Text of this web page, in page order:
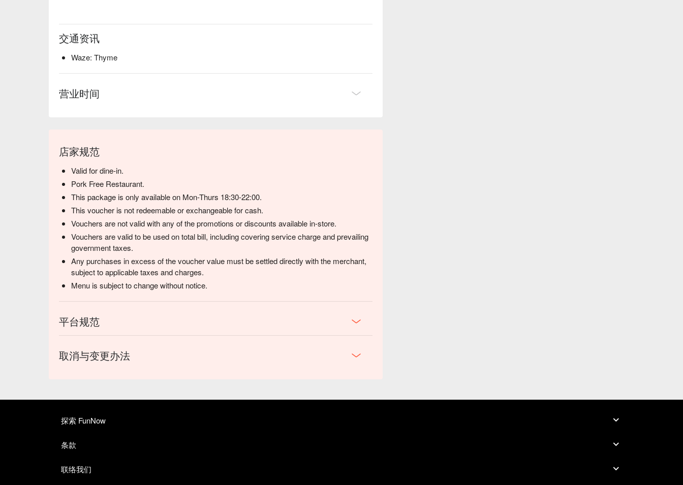
交通资讯
Waze: Thyme
营业时间
店家规范
Valid for dine-in.
Pork Free Restaurant.
This package is only available on Mon-Thurs 18:30-22:00.
This voucher is not redeemable or exchangeable for cash.
Vouchers are not valid with any of the promotions or discounts available in-store.
Vouchers are valid to be used on total bill, including covering service charge and prevailing
government taxes.
Any purchases in excess of the voucher value must be settled directly with the merchant,
subject to applicable taxes and charges.
Menu is subject to change without notice.
平台规范
取消与变更办法
探索 FunNow
条款
联络我们